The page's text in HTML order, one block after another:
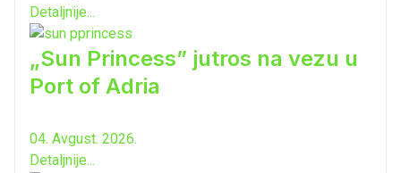
Detaljnije...
„Sun Princess” jutros na vezu u
Port of Adria
04. Avgust. 2026.
Detaljnije...